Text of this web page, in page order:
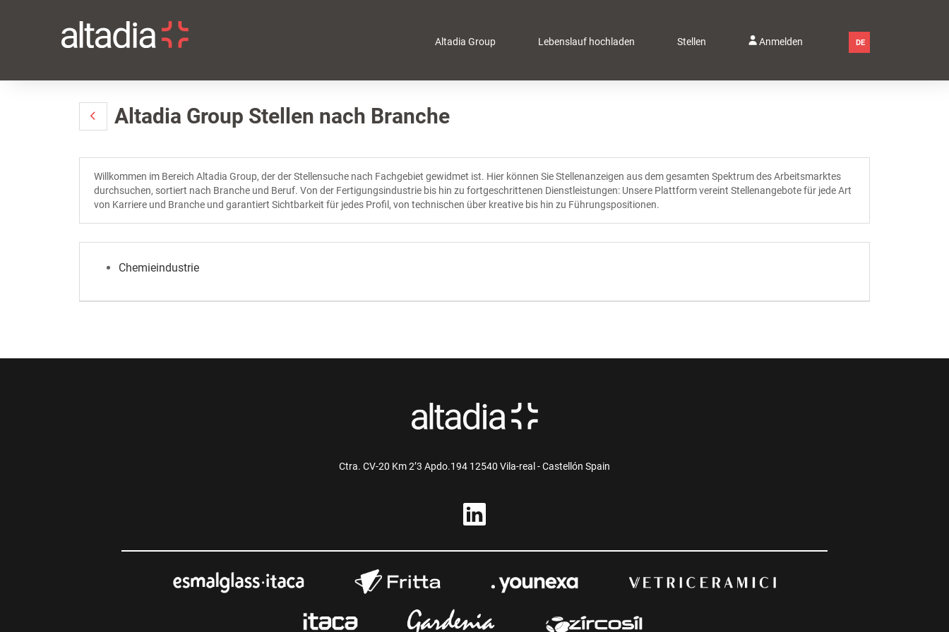
Altadia Group Lebenslauf hochladen Stellen Anmelden DE
Altadia Group Stellen nach Branche
Willkommen im Bereich Altadia Group, der der Stellensuche nach Fachgebiet gewidmet ist. Hier können Sie Stellenanzeigen aus dem gesamten Spektrum des Arbeitsmarktes
durchsuchen, sortiert nach Branche und Beruf. Von der Fertigungsindustrie bis hin zu fortgeschrittenen Dienstleistungen: Unsere Plattform vereint Stellenangebote für jede Art
von Karriere und Branche und garantiert Sichtbarkeit für jedes Profil, von technischen über kreative bis hin zu Führungspositionen.
Chemieindustrie
Ctra. CV-20 Km 2’3 Apdo.194 12540 Vila-real - Castellón Spain